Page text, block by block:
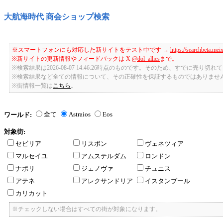
大航海時代 商会ショップ検索
※スマートフォンにも対応した新サイトをテスト中です → https://
※新サイトの更新情報やフィードバックは X @dol_alliesまで。
※検索結果は2026-08-07 14:46:26時点のものです。そのため、すでに売り切れ
※検索結果など全ての情報について、その正確性を保証するものではありませ
※街情報一覧は こちら
ワールド: 全て Astraios Eos
対象街:
セビリア
リスボン
ヴェネツィア
マルセイユ
アムステルダム
ロンドン
ナポリ
ジェノヴァ
チュニス
アテネ
アレクサンドリア
イスタンブール
カリカット
※チェックしない場合はすべての街が対象になります。